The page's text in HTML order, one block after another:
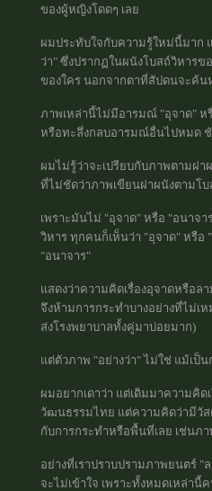
ของผู้หญิงโดดๆ เลย
ผมประทับใจกับความรู้ใหม่นี้มาก
ว่า" ซึ่งปรากฏในผนังโบสถ์วิหาร
ของใคร นอกจากตาที่สัปดนจะค้น
ภาพเหล่านี้ไม่มีอารมณ์ "อุจาด" ห
หรือทะลึ่งกลบอารมณ์อื่นไปหมด
ผมไม่รู้ว่าจะเปรียบกับภาพตามฝา
ที่ไม่ชัดว่าภาพเขียนฝาผนังตามโ
เพราะมันไม่ "อุจาด" หรือ "อนาจ
วิหาร ทุกคนก็เห็นว่า "อุจาด" หรือ
"อนาจาร"
แสดงว่าความคิดเรื่องอุจาดหรือ
จึงห้ามการกระทำบางอย่างที่ไม่
ส่งโรงพยาบาลทั้งคู่มาบ่อยมาก)
แต่ตัวภาพ "อย่างว่า" ไม่ใช่ แม้เป็
ผมอยากเดาว่า แต่เดิมมาความคิ
วัฒนธรรมไทย แต่ความคิดว่ามีวัส
กับการกระทำหรือพื้นที่เลย เช่นภ
อย่างที่เราปราบปรามภาพยนตร์
จะไม่เข้าใจ เพราะทั้งหมดเหล่า